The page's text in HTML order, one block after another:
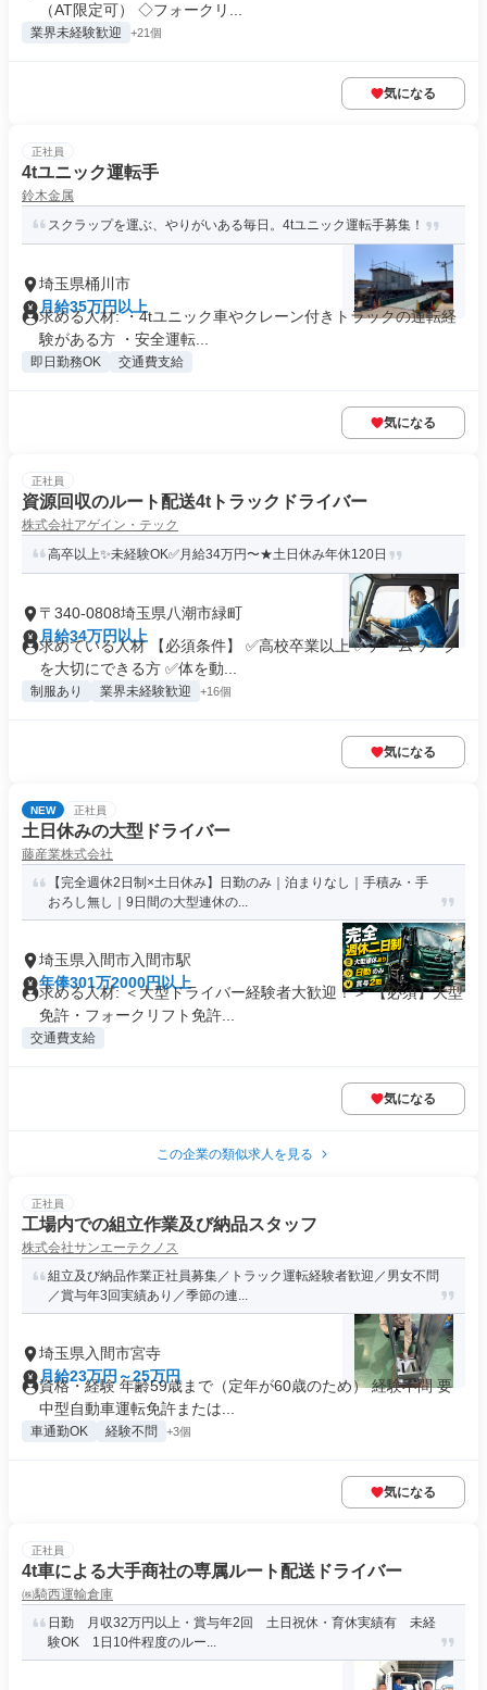
（AT限定可） ◇フォークリ...
業界未経験歓迎 +21個
気になる
正社員
4tユニック運転手
鈴木金属
スクラップを運ぶ、やりがいある毎日。4tユニック運転手募集！
埼玉県桶川市
月給35万円以上
求める人材: ・4tユニック車やクレーン付きトラックの運転経
験がある方 ・安全運転...
即日勤務OK 交通費支給
気になる
正社員
資源回収のルート配送4tトラックドライバー
株式会社アゲイン・テック
高卒以上✨未経験OK✅月給34万円〜★土日休み年休120日
〒340-0808埼玉県八潮市緑町
月給34万円以上
求めている人材 【必須条件】 ✅高校卒業以上 ✅チームワーク
を大切にできる方 ✅体を動...
制服あり 業界未経験歓迎 +16個
気になる
NEW 正社員
土日休みの大型ドライバー
藤産業株式会社
【完全週休2日制×土日休み】日勤のみ｜泊まりなし｜手積み・手
おろし無し｜9日間の大型連休の...
埼玉県入間市入間市駅
年俸301万2000円以上
求める人材: ＜大型ドライバー経験者大歓迎！＞ 【必須】大型
免許・フォークリフト免許...
交通費支給
気になる
この企業の類似求人を見る
正社員
工場内での組立作業及び納品スタッフ
株式会社サンエーテクノス
組立及び納品作業正社員募集／トラック運転経験者歓迎／男女不問
／賞与年3回実績あり／季節の連...
埼玉県入間市宮寺
月給23万円～25万円
資格・経験 年齢59歳まで（定年が60歳のため） 経験不問 要
中型自動車運転免許または...
車通勤OK 経験不問 +3個
気になる
正社員
4t車による大手商社の専属ルート配送ドライバー
㈱騎西運輸倉庫
日勤 月収32万円以上・賞与年2回 土日祝休・育休実績有 未経
験OK 1日10件程度のルー...